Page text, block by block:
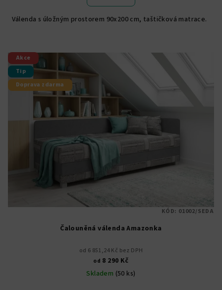
z
Válenda s úložným prostorem 90x200 cm, taštičková matrace.
Akce
Tip
Doprava zdarma
Čalouněná válenda Amazonka
od 6 851,24 Kč bez DPH
od 8 290 Kč
Skladem (50 ks)
KÓD: 01002/SEDA